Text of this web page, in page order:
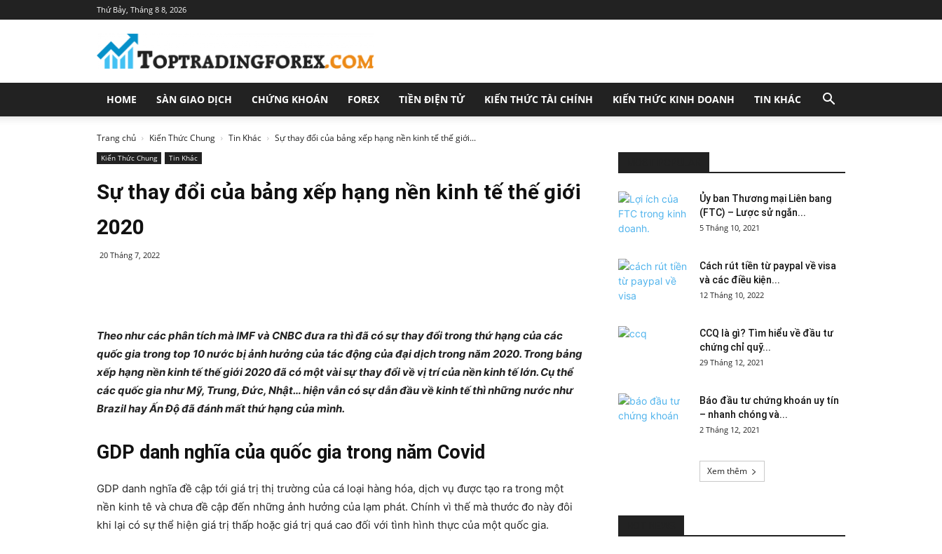
Thứ Bảy, Tháng 8 8, 2026
Trang
Tin
Tức
Đầu
Tư
Chính
HOME SÀN GIAO DỊCH CHỨNG KHOÁN FOREX TIỀN ĐIỆN TỬ KIẾN THỨC TÀI CHÍNH KIẾN THỨC KINH DOANH TIN KHÁC
Trang chủ Kiến Thức Chung Tin Khác Sự thay đổi của bảng xếp hạng nền kinh tế thế giới...
Kiến Thức Chung Tin Khác
Sự thay đổi của bảng xếp hạng nền kinh tế thế giới
2020
20 Tháng 7, 2022
Theo như các phân tích mà IMF và CNBC đưa ra thì đã có sự thay đổi trong thứ hạng của các
quốc gia trong top 10 nước bị ảnh hưởng của tác động của đại dịch trong năm 2020. Trong bảng
xếp hạng nền kinh tế thế giới 2020 đã có một vài sự thay đổi về vị trí của nền kinh tế lớn. Cụ thể
các quốc gia như Mỹ, Trung, Đức, Nhật… hiện vẫn có sự dẫn đầu về kinh tế thì những nước như
Brazil hay Ấn Độ đã đánh mất thứ hạng của mình.
GDP danh nghĩa của quốc gia trong năm Covid
GDP danh nghĩa đề cập tới giá trị thị trường của cá loại hàng hóa, dịch vụ được tạo ra trong một
nền kinh tê và chưa đề cập đến những ảnh hưởng của lạm phát. Chính vì thế mà thước đo này đôi
khi lại có sự thể hiện giá trị thấp hoặc giá trị quá cao đối với tình hình thực của một quốc gia.
Ủy ban Thương mại Liên bang
(FTC) – Lược sử ngắn...
5 Tháng 10, 2021
Cách rút tiền từ paypal về visa
và các điều kiện...
12 Tháng 10, 2022
CCQ là gì? Tìm hiểu về đầu tư
chứng chỉ quỹ...
29 Tháng 12, 2021
Báo đầu tư chứng khoán uy tín
– nhanh chóng và...
2 Tháng 12, 2021
Xem thêm